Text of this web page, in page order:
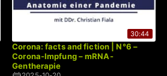
30:44
Corona: facts and fiction | N°6 –
Corona-Impfung – mRNA-
Gentherapie